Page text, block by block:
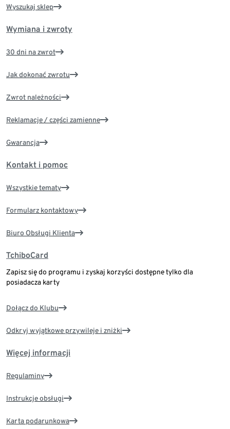
Wyszukaj sklep
Wymiana i zwroty
30 dni na zwrot
Jak dokonać zwrotu
Zwrot należności
Reklamacje / części zamienne
Gwarancja
Kontakt i pomoc
Wszystkie tematy
Formularz kontaktowy
Biuro Obsługi Klienta
TchiboCard
Zapisz się do programu i zyskaj korzyści dostępne tylko dla
posiadacza karty
Dołącz do Klubu
Odkryj wyjątkowe przywileje i zniżki
Więcej informacji
Regulaminy
Instrukcje obsługi
Karta podarunkowa